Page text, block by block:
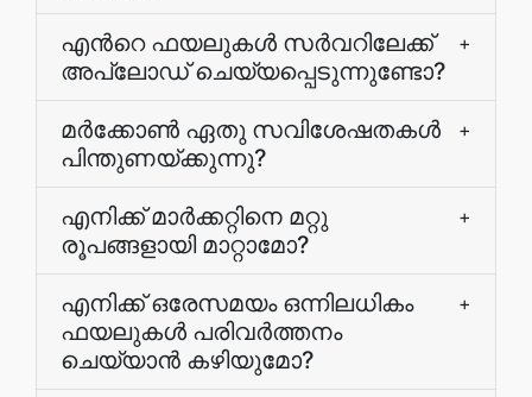
എന്‍റെ ഫയലുകള്‍ സര്‍വറിലേക്ക്
അപ്ലോഡ് ചെയ്യപ്പെടുന്നുണ്ടോ?
+
മർക്കോൺ ഏതു സവിശേഷതകൾ
പിന്തുണയ്‌ക്കുന്നു?
+
എനിക്ക് മാര്‍ക്കറ്റിനെ മറ്റു
രൂപങ്ങളായി മാറ്റാമോ?
+
എനിക്ക് ഒരേസമയം ഒന്നിലധികം
ഫയലുകൾ പരിവർത്തനം
ചെയ്യാൻ കഴിയുമോ?
+